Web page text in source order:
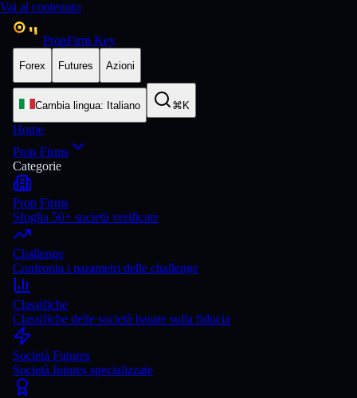
Vai al contenuto
PropFirm Key
Forex Futures Azioni
Cambia lingua: Italiano ⌘K
Home
Prop Firms
Categorie
Prop Firms
Sfoglia 50+ società verificate
Challenge
Confronta i parametri delle challenge
Classifiche
Classifiche delle società basate sulla fiducia
Società Futures
Società futures specializzate